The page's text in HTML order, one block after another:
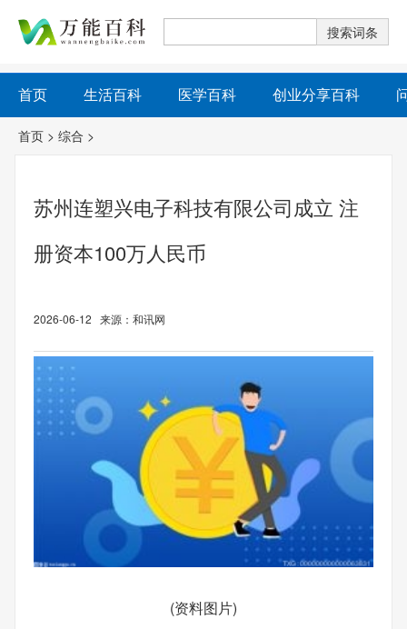
首页 生活百科 医学百科 创业分享百科
首页 > 综合 >
苏州连塑兴电子科技有限公司成立 注
册资本100万人民币
2026-06-12 来源：和讯网
(资料图片)